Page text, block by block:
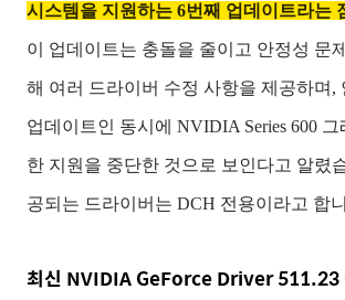
시스템을 지원하는 6번째 업데이트라는
이 업데이트는 충돌을 줄이고 안정성 문
해 여러 드라이버 수정 사항을 제공하며,
업데이트인 동시에 NVIDIA Series 600 그
한 지원을 중단한 것으로 보인다고 알렸
공되는 드라이버는 DCH 전용이라고 합
최신 NVIDIA GeForce Driver 511.23